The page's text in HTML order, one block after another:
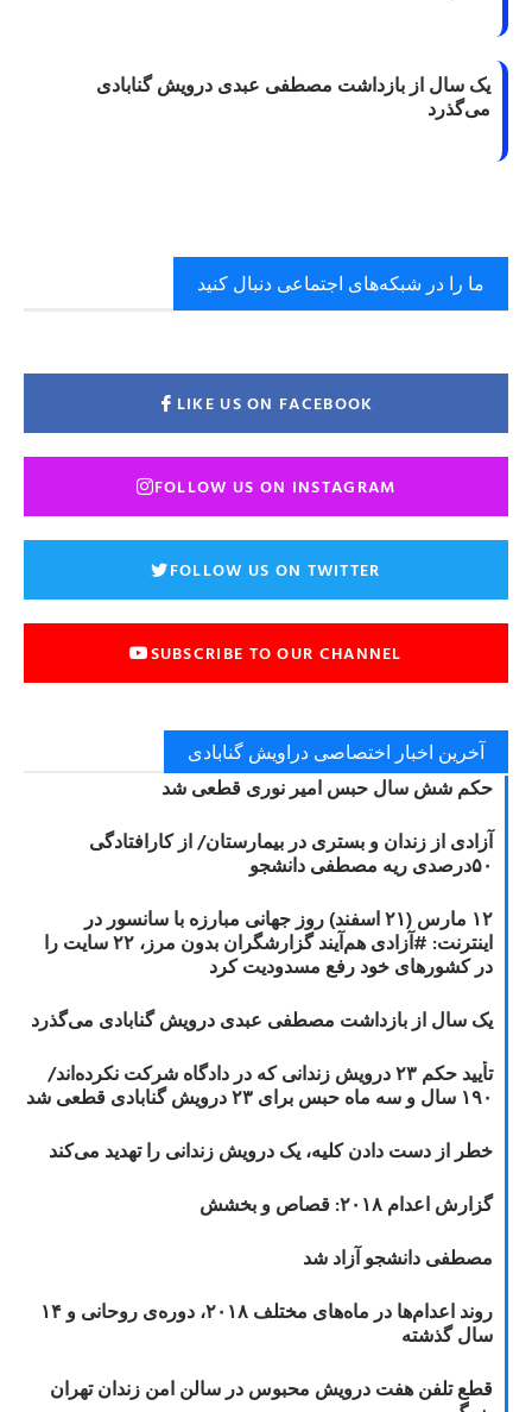
یک سال از بازداشت مصطفی عبدی درویش گنابادی
می‌گذرد
ما را در شبکه‌های اجتماعی دنبال کنید
LIKE US ON FACEBOOK
FOLLOW US ON INSTAGRAM
FOLLOW US ON TWITTER
SUBSCRIBE TO OUR CHANNEL
آخرین اخبار اختصاصی دراویش گنابادی
حکم شش سال حبس امیر نوری قطعی شد
آزادی از زندان و بستری در بیمارستان/ از کارافتادگی
۵۰درصدی ریه مصطفی دانشجو
۱۲ مارس (۲۱ اسفند) روز جهانی مبارزه با سانسور در
اینترنت: #آزادی هم‌آیند گزارشگران‌ بدون مرز، ۲۲ سایت را
در کشورهای خود رفع مسدودیت کرد
یک سال از بازداشت مصطفی عبدی درویش گنابادی می‌گذرد
تأیید حکم ۲۳ درویش زندانی که در دادگاه شرکت نکرده‌اند/
۱۹۰ سال و سه ماه حبس برای ۲۳ درویش گنابادی قطعی شد
خطر از دست دادن کلیه، یک درویش زندانی را تهدید می‌کند
گزارش اعدام ۲۰۱۸: قصاص و بخشش
مصطفی دانشجو آزاد شد
روند اعدام‌ها در ماه‌های مختلف ۲۰۱۸، دوره‌ی روحانی و ۱۴
سال گذشته
قطع تلفن هفت درویش محبوس در سالن امن زندان تهران